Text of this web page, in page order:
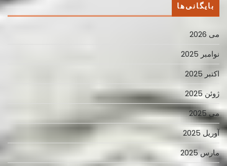
بایگانی‌ها
می 2026
نوامبر 2025
اکتبر 2025
ژوئن 2025
می 2025
آوریل 2025
مارس 2025